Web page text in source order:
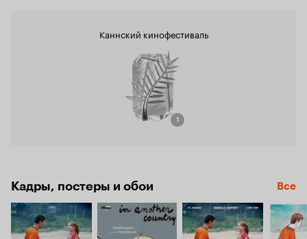
Каннский кинофестиваль
1
Кадры, постеры и обои Все